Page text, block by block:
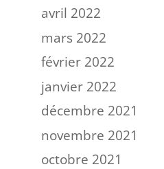
avril 2022
mars 2022
février 2022
janvier 2022
décembre 2021
novembre 2021
octobre 2021